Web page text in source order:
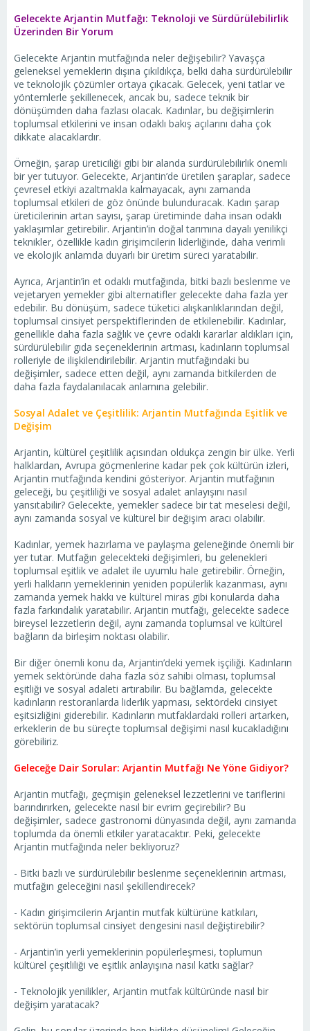
Gelecekte Arjantin Mutfağı: Teknoloji ve Sürdürülebilirlik
Üzerinden Bir Yorum
Gelecekte Arjantin mutfağında neler değişebilir? Yavaşça
geleneksel yemeklerin dışına çıkıldıkça, belki daha sürdürülebilir
ve teknolojik çözümler ortaya çıkacak. Gelecek, yeni tatlar ve
yöntemlerle şekillenecek, ancak bu, sadece teknik bir
dönüşümden daha fazlası olacak. Kadınlar, bu değişimlerin
toplumsal etkilerini ve insan odaklı bakış açılarını daha çok
dikkate alacaklardır.
Örneğin, şarap üreticiliği gibi bir alanda sürdürülebilirlik önemli
bir yer tutuyor. Gelecekte, Arjantin’de üretilen şaraplar, sadece
çevresel etkiyi azaltmakla kalmayacak, aynı zamanda
toplumsal etkileri de göz önünde bulunduracak. Kadın şarap
üreticilerinin artan sayısı, şarap üretiminde daha insan odaklı
yaklaşımlar getirebilir. Arjantin’in doğal tarımına dayalı yenilikçi
teknikler, özellikle kadın girişimcilerin liderliğinde, daha verimli
ve ekolojik anlamda duyarlı bir üretim süreci yaratabilir.
Ayrıca, Arjantin’in et odaklı mutfağında, bitki bazlı beslenme ve
vejetaryen yemekler gibi alternatifler gelecekte daha fazla yer
edebilir. Bu dönüşüm, sadece tüketici alışkanlıklarından değil,
toplumsal cinsiyet perspektiflerinden de etkilenebilir. Kadınlar,
genellikle daha fazla sağlık ve çevre odaklı kararlar aldıkları için,
sürdürülebilir gıda seçeneklerinin artması, kadınların toplumsal
rolleriyle de ilişkilendirilebilir. Arjantin mutfağındaki bu
değişimler, sadece etten değil, aynı zamanda bitkilerden de
daha fazla faydalanılacak anlamına gelebilir.
Sosyal Adalet ve Çeşitlilik: Arjantin Mutfağında Eşitlik ve
Değişim
Arjantin, kültürel çeşitlilik açısından oldukça zengin bir ülke. Yerli
halklardan, Avrupa göçmenlerine kadar pek çok kültürün izleri,
Arjantin mutfağında kendini gösteriyor. Arjantin mutfağının
geleceği, bu çeşitliliği ve sosyal adalet anlayışını nasıl
yansıtabilir? Gelecekte, yemekler sadece bir tat meselesi değil,
aynı zamanda sosyal ve kültürel bir değişim aracı olabilir.
Kadınlar, yemek hazırlama ve paylaşma geleneğinde önemli bir
yer tutar. Mutfağın gelecekteki değişimleri, bu gelenekleri
toplumsal eşitlik ve adalet ile uyumlu hale getirebilir. Örneğin,
yerli halkların yemeklerinin yeniden popülerlik kazanması, aynı
zamanda yemek hakkı ve kültürel miras gibi konularda daha
fazla farkındalık yaratabilir. Arjantin mutfağı, gelecekte sadece
bireysel lezzetlerin değil, aynı zamanda toplumsal ve kültürel
bağların da birleşim noktası olabilir.
Bir diğer önemli konu da, Arjantin’deki yemek işçiliği. Kadınların
yemek sektöründe daha fazla söz sahibi olması, toplumsal
eşitliği ve sosyal adaleti artırabilir. Bu bağlamda, gelecekte
kadınların restoranlarda liderlik yapması, sektördeki cinsiyet
eşitsizliğini giderebilir. Kadınların mutfaklardaki rolleri artarken,
erkeklerin de bu süreçte toplumsal değişimi nasıl kucakladığını
görebiliriz.
Geleceğe Dair Sorular: Arjantin Mutfağı Ne Yöne Gidiyor?
Arjantin mutfağı, geçmişin geleneksel lezzetlerini ve tariflerini
barındırırken, gelecekte nasıl bir evrim geçirebilir? Bu
değişimler, sadece gastronomi dünyasında değil, aynı zamanda
toplumda da önemli etkiler yaratacaktır. Peki, gelecekte
Arjantin mutfağında neler bekliyoruz?
- Bitki bazlı ve sürdürülebilir beslenme seçeneklerinin artması,
mutfağın geleceğini nasıl şekillendirecek?
- Kadın girişimcilerin Arjantin mutfak kültürüne katkıları,
sektörün toplumsal cinsiyet dengesini nasıl değiştirebilir?
- Arjantin’in yerli yemeklerinin popülerleşmesi, toplumun
kültürel çeşitliliği ve eşitlik anlayışına nasıl katkı sağlar?
- Teknolojik yenilikler, Arjantin mutfak kültüründe nasıl bir
değişim yaratacak?